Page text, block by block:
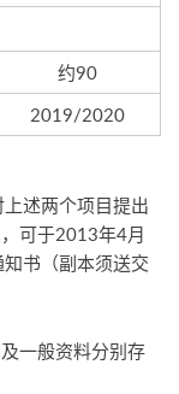
约90
2019/2020
述两个项目提出
可于2013年4月
书（副本须送交
一般资料分别存